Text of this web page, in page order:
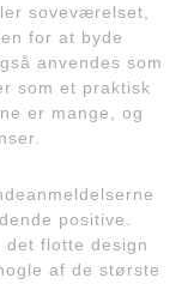
soveværelset,
for at byde
anvendes som
som et praktisk
er mange, og
positive.
flotte design
af de største